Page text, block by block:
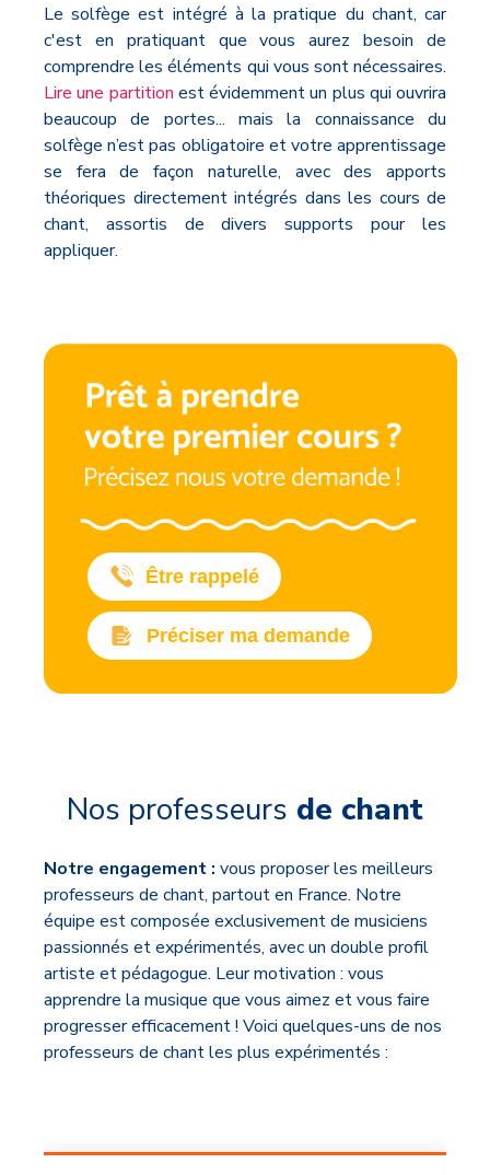
Le solfège est intégré à la pratique du chant, car
c'est en pratiquant que vous aurez besoin de
comprendre les éléments qui vous sont nécessaires.
Lire une partition est évidemment un plus qui ouvrira
beaucoup de portes... mais la connaissance du
solfège n’est pas obligatoire et votre apprentissage
se fera de façon naturelle, avec des apports
théoriques directement intégrés dans les cours de
chant, assortis de divers supports pour les
appliquer.
Être rappelé
Préciser ma demande
Nos professeurs de chant
Notre engagement : vous proposer les meilleurs
professeurs de chant, partout en France. Notre
équipe est composée exclusivement de musiciens
passionnés et expérimentés, avec un double profil
artiste et pédagogue. Leur motivation : vous
apprendre la musique que vous aimez et vous faire
progresser efficacement ! Voici quelques-uns de nos
professeurs de chant les plus expérimentés :